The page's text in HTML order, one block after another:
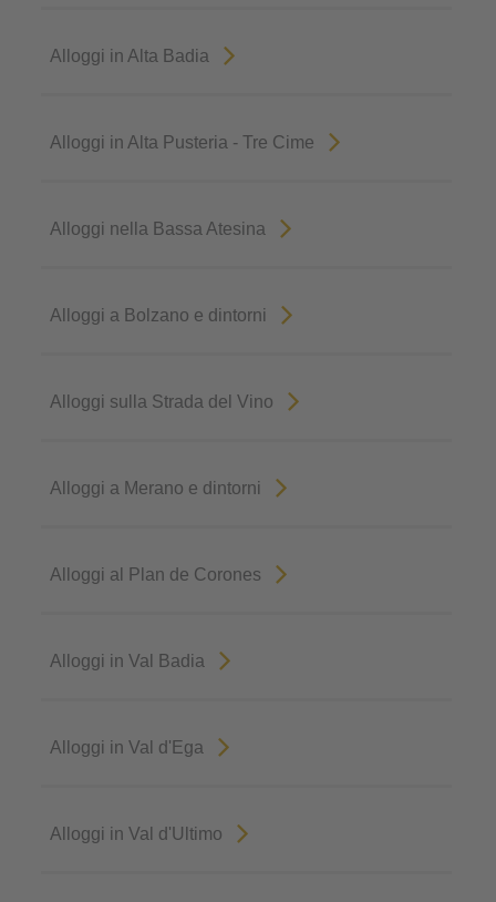
Alloggi in Alta Badia
Alloggi in Alta Pusteria - Tre Cime
Alloggi nella Bassa Atesina
Alloggi a Bolzano e dintorni
Alloggi sulla Strada del Vino
Alloggi a Merano e dintorni
Alloggi al Plan de Corones
Alloggi in Val Badia
Alloggi in Val d'Ega
Alloggi in Val d'Ultimo